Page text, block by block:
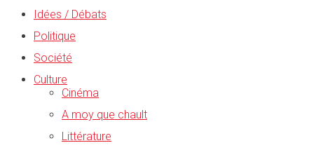
Idées / Débats
Politique
Société
Culture
Cinéma
A moy que chault
Littérature